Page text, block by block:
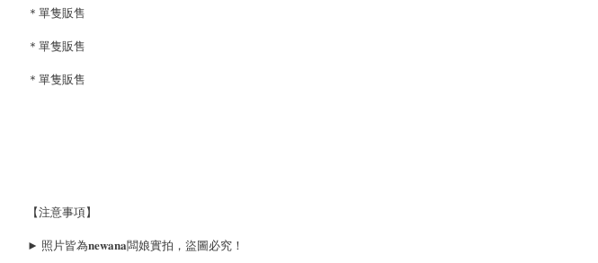
＊單隻販售
＊單隻販售
＊單隻販售
【注意事項】
► 照片皆為𝐧𝐞𝐰𝐚𝐧𝐚闆娘實拍，盜圖必究！